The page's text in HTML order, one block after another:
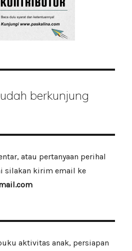
berkunjung
atau pertanyaan perihal
silakan kirim email ke
aktivitas anak, persiapan